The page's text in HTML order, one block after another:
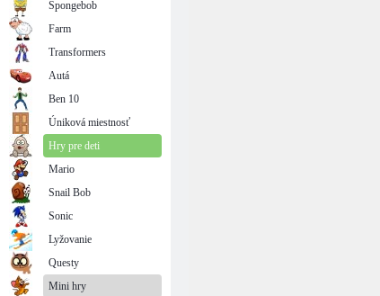
Spongebob
Farm
Transformers
Autá
Ben 10
Úniková miestnosť
Hry pre deti
Mario
Snail Bob
Sonic
Lyžovanie
Questy
Mini hry